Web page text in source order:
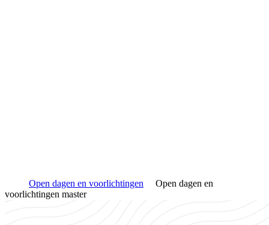
Open dagen en voorlichtingen
Open dagen en
voorlichtingen master